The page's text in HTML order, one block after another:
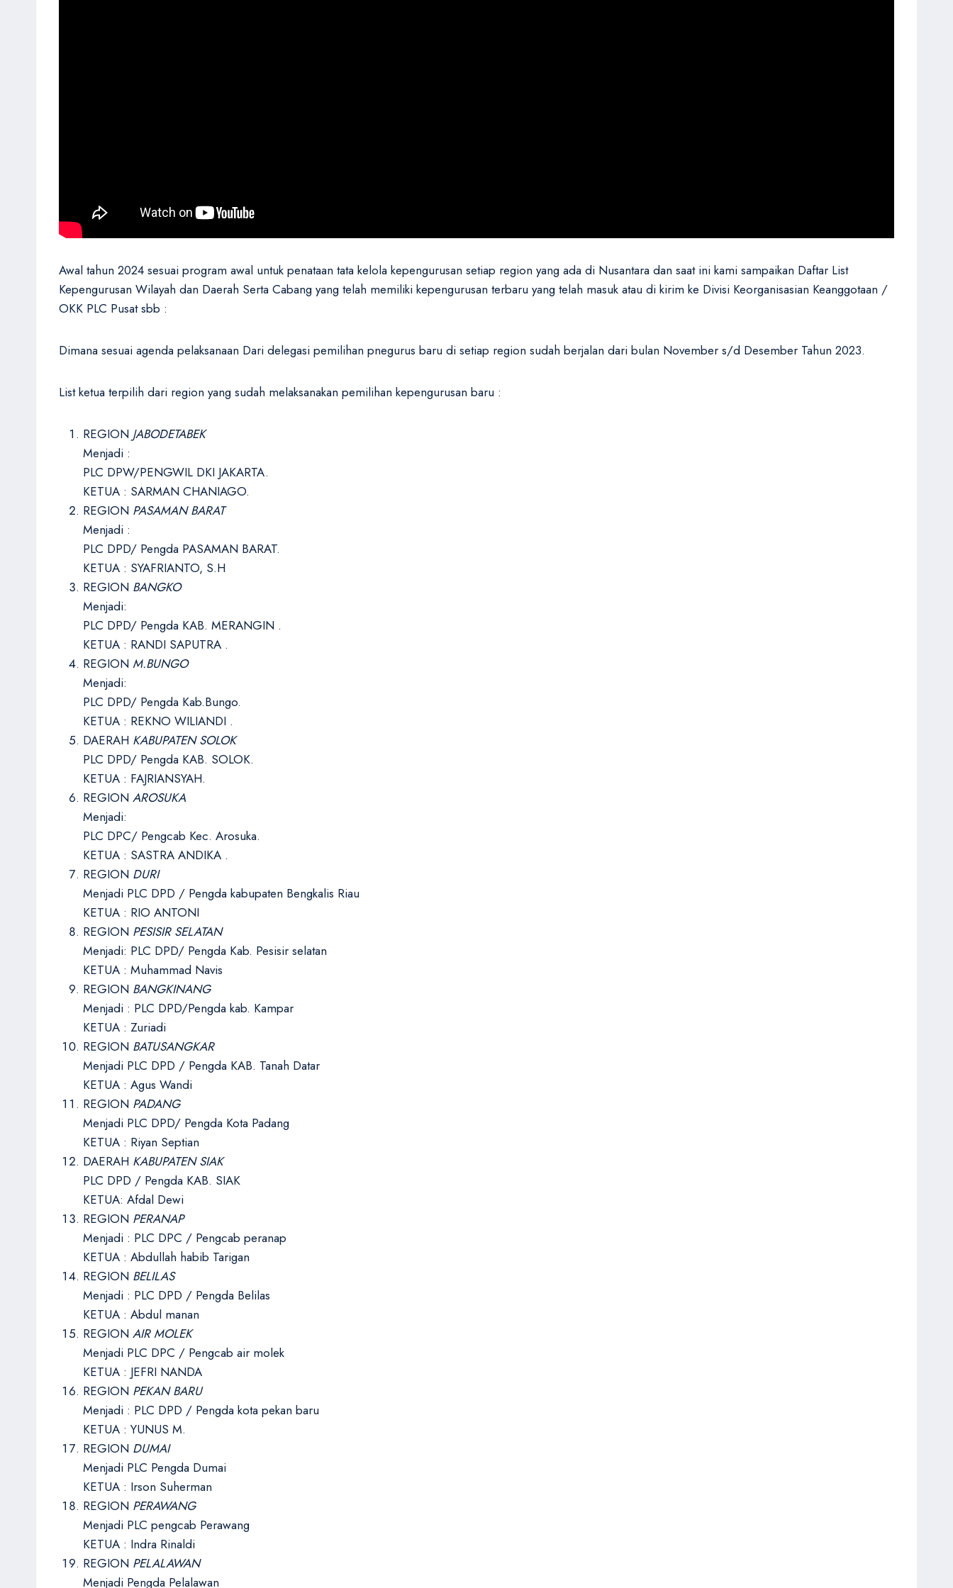
Awal tahun 2024 sesuai program awal untuk penataan tata kelola kepengurusan setiap region yang ada di Nusantara dan saat ini kami sampaikan Daftar List
Kepengurusan Wilayah dan Daerah Serta Cabang yang telah memiliki kepengurusan terbaru yang telah masuk atau di kirim ke Divisi Keorganisasian Keanggotaan /
OKK PLC Pusat sbb :
Dimana sesuai agenda pelaksanaan Dari delegasi pemilihan pnegurus baru di setiap region sudah berjalan dari bulan November s/d Desember Tahun 2023.
List ketua terpilih dari region yang sudah melaksanakan pemilihan kepengurusan baru :
REGION JABODETABEK
Menjadi :
PLC DPW/PENGWIL DKI JAKARTA.
KETUA : SARMAN CHANIAGO.
REGION PASAMAN BARAT
Menjadi :
PLC DPD/ Pengda PASAMAN BARAT.
KETUA : SYAFRIANTO, S.H
REGION BANGKO
Menjadi:
PLC DPD/ Pengda KAB. MERANGIN .
KETUA : RANDI SAPUTRA .
REGION M.BUNGO
Menjadi:
PLC DPD/ Pengda Kab.Bungo.
KETUA : REKNO WILIANDI .
DAERAH KABUPATEN SOLOK
PLC DPD/ Pengda KAB. SOLOK.
KETUA : FAJRIANSYAH.
REGION AROSUKA
Menjadi:
PLC DPC/ Pengcab Kec. Arosuka.
KETUA : SASTRA ANDIKA .
REGION DURI
Menjadi PLC DPD / Pengda kabupaten Bengkalis Riau
KETUA : RIO ANTONI
REGION PESISIR SELATAN
Menjadi: PLC DPD/ Pengda Kab. Pesisir selatan
KETUA : Muhammad Navis
REGION BANGKINANG
Menjadi : PLC DPD/Pengda kab. Kampar
KETUA : Zuriadi
REGION BATUSANGKAR
Menjadi PLC DPD / Pengda KAB. Tanah Datar
KETUA : Agus Wandi
REGION PADANG
Menjadi PLC DPD/ Pengda Kota Padang
KETUA : Riyan Septian
DAERAH KABUPATEN SIAK
PLC DPD / Pengda KAB. SIAK
KETUA: Afdal Dewi
REGION PERANAP
Menjadi : PLC DPC / Pengcab peranap
KETUA : Abdullah habib Tarigan
REGION BELILAS
Menjadi : PLC DPD / Pengda Belilas
KETUA : Abdul manan
REGION AIR MOLEK
Menjadi PLC DPC / Pengcab air molek
KETUA : JEFRI NANDA
REGION PEKAN BARU
Menjadi : PLC DPD / Pengda kota pekan baru
KETUA : YUNUS M.
REGION DUMAI
Menjadi PLC Pengda Dumai
KETUA : Irson Suherman
REGION PERAWANG
Menjadi PLC pengcab Perawang
KETUA : Indra Rinaldi
REGION PELALAWAN
Menjadi Pengda Pelalawan